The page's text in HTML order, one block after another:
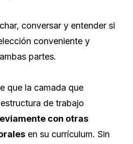
conversar y entender si
conveniente y
partes.
que la camada que
de trabajo
con otras
en su currículum. Sin